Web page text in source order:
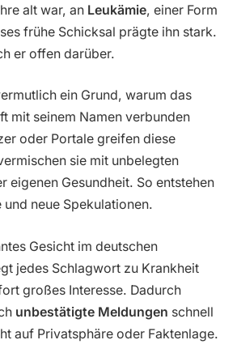
alt war, an Leukämie, einer Form
frühe Schicksal prägte ihn stark.
er offen darüber.
ein Grund, warum das
mit seinem Namen verbunden
oder Portale greifen diese
sie mit unbelegten
eigenen Gesundheit. So entstehen
neue Spekulationen.
Gesicht im deutschen
jedes Schlagwort zu Krankheit
großes Interesse. Dadurch
unbestätigte Meldungen schnell
auf Privatsphäre oder Faktenlage.